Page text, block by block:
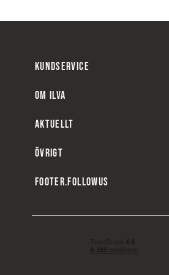
KUNDSERVICE
OM ILVA
AKTUELLT
ÖVRIGT
FOOTER.FOLLOWUS